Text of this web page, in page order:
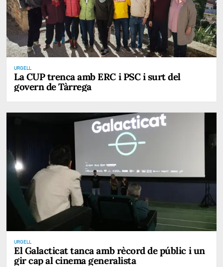
URGELL
La CUP trenca amb ERC i PSC i surt del
govern de Tàrrega
URGELL
El Galacticat tanca amb rècord de públic i un
gir cap al cinema generalista